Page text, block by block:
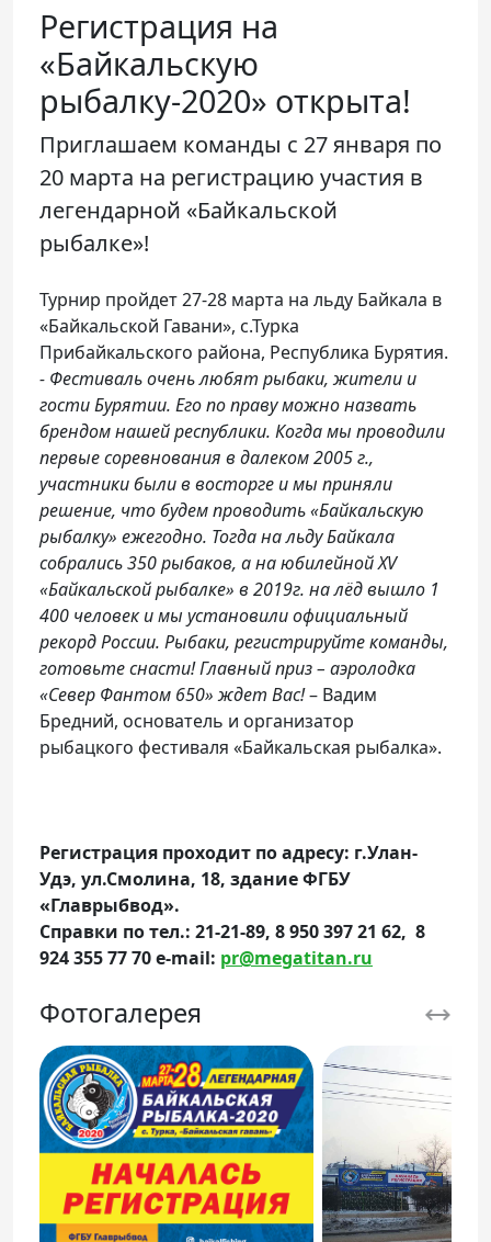
Регистрация на
«Байкальскую
рыбалку-2020» открыта!
Приглашаем команды с 27 января по
20 марта на регистрацию участия в
легендарной «Байкальской
рыбалке»!
Турнир пройдет 27-28 марта на льду Байкала в
«Байкальской Гавани», с.Турка
Прибайкальского района, Республика Бурятия.
- Фестиваль очень любят рыбаки, жители и
гости Бурятии. Его по праву можно назвать
брендом нашей республики. Когда мы проводили
первые соревнования в далеком 2005 г.,
участники были в восторге и мы приняли
решение, что будем проводить «Байкальскую
рыбалку» ежегодно. Тогда на льду Байкала
собрались 350 рыбаков, а на юбилейной XV
«Байкальской рыбалке» в 2019г. на лёд вышло 1
400 человек и мы установили официальный
рекорд России. Рыбаки, регистрируйте команды,
готовьте снасти! Главный приз – аэролодка
«Север Фантом 650» ждет Вас!– Вадим
Бредний, основатель и организатор
рыбацкого фестиваля «Байкальская рыбалка».
Регистрация проходит по адресу: г.Улан-
Удэ, ул.Смолина, 18, здание ФГБУ
«Главрыбвод».
Справки по тел.: 21-21-89, 8 950 397 21 62, 8
924 355 77 70 e-mail: pr@megatitan.ru
Фотогалерея